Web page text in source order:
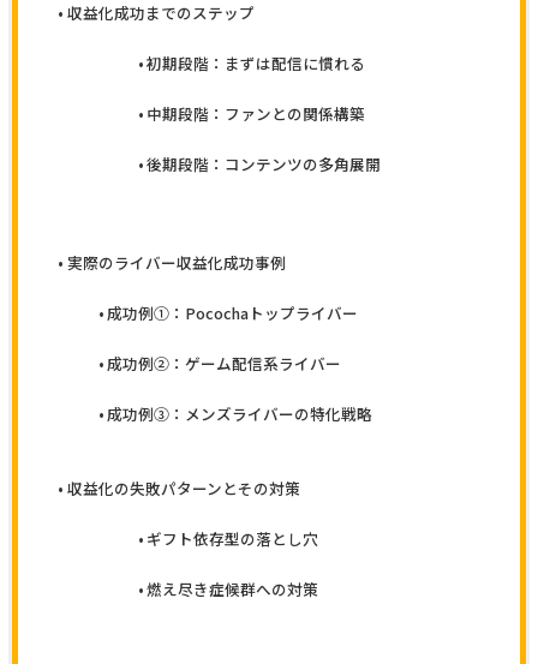
収益化成功までのステップ
初期段階：まずは配信に慣れる
中期段階：ファンとの関係構築
後期段階：コンテンツの多角展開
実際のライバー収益化成功事例
成功例①：Pocochaトップライバー
成功例②：ゲーム配信系ライバー
成功例③：メンズライバーの特化戦略
収益化の失敗パターンとその対策
ギフト依存型の落とし穴
燃え尽き症候群への対策